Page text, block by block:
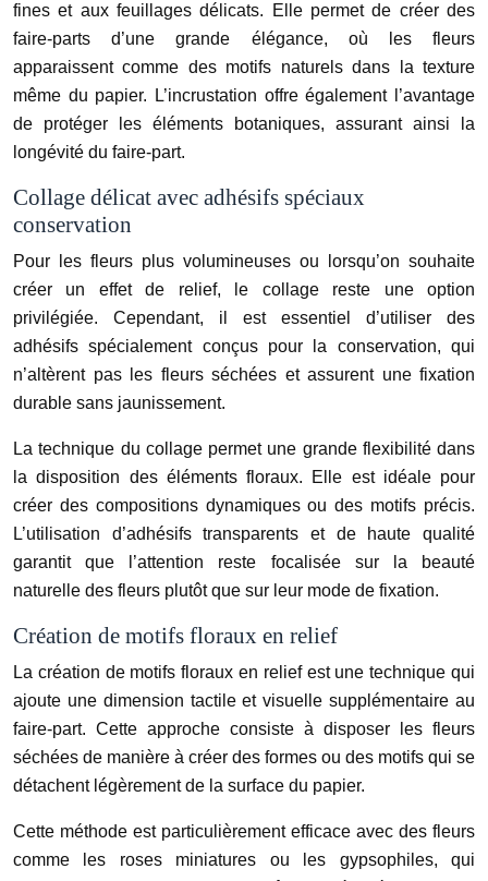
fines et aux feuillages délicats. Elle permet de créer des
faire-parts d’une grande élégance, où les fleurs
apparaissent comme des motifs naturels dans la texture
même du papier. L’incrustation offre également l’avantage
de protéger les éléments botaniques, assurant ainsi la
longévité du faire-part.
Collage délicat avec adhésifs spéciaux
conservation
Pour les fleurs plus volumineuses ou lorsqu’on souhaite
créer un effet de relief, le collage reste une option
privilégiée. Cependant, il est essentiel d’utiliser des
adhésifs spécialement conçus pour la conservation, qui
n’altèrent pas les fleurs séchées et assurent une fixation
durable sans jaunissement.
La technique du collage permet une grande flexibilité dans
la disposition des éléments floraux. Elle est idéale pour
créer des compositions dynamiques ou des motifs précis.
L’utilisation d’adhésifs transparents et de haute qualité
garantit que l’attention reste focalisée sur la beauté
naturelle des fleurs plutôt que sur leur mode de fixation.
Création de motifs floraux en relief
La création de motifs floraux en relief est une technique qui
ajoute une dimension tactile et visuelle supplémentaire au
faire-part. Cette approche consiste à disposer les fleurs
séchées de manière à créer des formes ou des motifs qui se
détachent légèrement de la surface du papier.
Cette méthode est particulièrement efficace avec des fleurs
comme les roses miniatures ou les gypsophiles, qui